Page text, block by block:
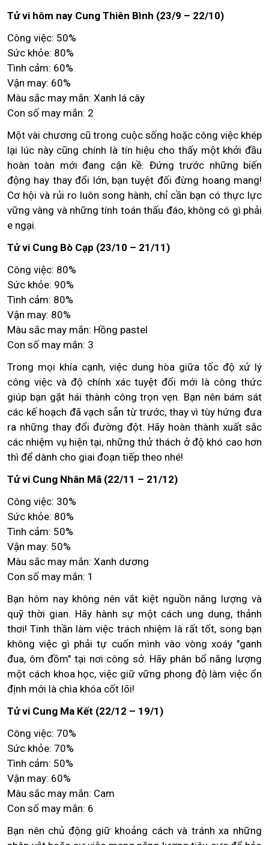
Tử vi hôm nay Cung Thiên Bình (23/9 – 22/10)
Công việc: 50%
Sức khỏe: 80%
Tình cảm: 60%
Vận may: 60%
Màu sắc may mắn: Xanh lá cây
Con số may mắn: 2
Một vài chương cũ trong cuộc sống hoặc công việc khép
lại lúc này cũng chính là tín hiệu cho thấy một khởi đầu
hoàn toàn mới đang cận kề. Đứng trước những biến
động hay thay đổi lớn, bạn tuyệt đối đừng hoang mang!
Cơ hội và rủi ro luôn song hành, chỉ cần bạn có thực lực
vững vàng và những tính toán thấu đáo, không có gì phải
e ngại.
Tử vi Cung Bò Cạp (23/10 – 21/11)
Công việc: 80%
Sức khỏe: 90%
Tình cảm: 80%
Vận may: 80%
Màu sắc may mắn: Hồng pastel
Con số may mắn: 3
Trong mọi khía cạnh, việc dung hòa giữa tốc độ xử lý
công việc và độ chính xác tuyệt đối mới là công thức
giúp bạn gặt hái thành công trọn vẹn. Bạn nên bám sát
các kế hoạch đã vạch sẵn từ trước, thay vì tùy hứng đưa
ra những thay đổi đường đột. Hãy hoàn thành xuất sắc
các nhiệm vụ hiện tại, những thử thách ở độ khó cao hơn
thì để dành cho giai đoạn tiếp theo nhé!
Tử vi Cung Nhân Mã (22/11 – 21/12)
Công việc: 30%
Sức khỏe: 80%
Tình cảm: 50%
Vận may: 50%
Màu sắc may mắn: Xanh dương
Con số may mắn: 1
Bạn hôm nay không nên vắt kiệt nguồn năng lượng và
quỹ thời gian. Hãy hành sự một cách ung dung, thảnh
thơi! Tinh thần làm việc trách nhiệm là rất tốt, song bạn
không việc gì phải tự cuốn mình vào vòng xoáy "ganh
đua, ôm đồm" tại nơi công sở. Hãy phân bổ năng lượng
một cách khoa học, việc giữ vững phong độ làm việc ổn
định mới là chìa khóa cốt lõi!
Tử vi Cung Ma Kết (22/12 – 19/1)
Công việc: 70%
Sức khỏe: 70%
Tình cảm: 50%
Vận may: 60%
Màu sắc may mắn: Cam
Con số may mắn: 6
Bạn nên chủ động giữ khoảng cách và tránh xa những